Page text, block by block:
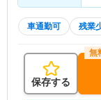
車通勤可 残業
保存する